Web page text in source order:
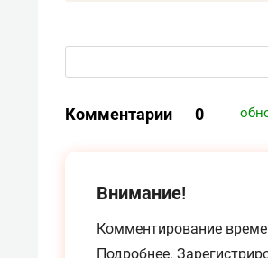
Комментарии 0
Внимание!
Комментирование
Подробнее.